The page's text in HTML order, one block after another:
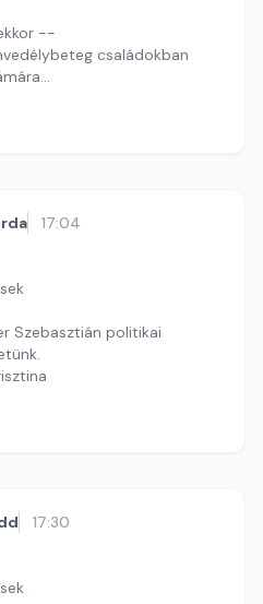
--
családokban
17:04
Szebasztián politikai
17:30